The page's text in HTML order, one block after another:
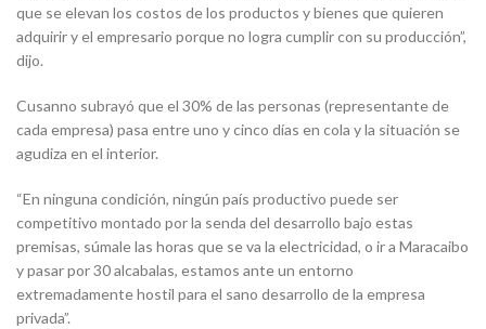
que se elevan los costos de los productos y bienes que quieren
adquirir y el empresario porque no logra cumplir con su producción”,
dijo.
Cusanno subrayó que el 30% de las personas (representante de
cada empresa) pasa entre uno y cinco días en cola y la situación se
agudiza en el interior.
“En ninguna condición, ningún país productivo puede ser
competitivo montado por la senda del desarrollo bajo estas
premisas, súmale las horas que se va la electricidad, o ir a Maracaibo
y pasar por 30 alcabalas, estamos ante un entorno
extremadamente hostil para el sano desarrollo de la empresa
privada”.